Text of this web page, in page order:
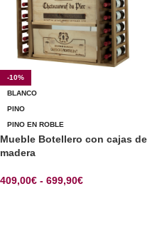
-10%
BLANCO
PINO
PINO EN ROBLE
Mueble Botellero con cajas de
madera
409,00€ - 699,90€